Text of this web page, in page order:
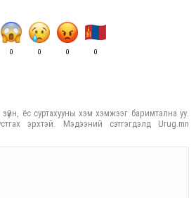
0 0 0 0
ёс суртахууны хэм хэмжээг баримтална уу.
эрхтэй. Мэдээний сэтгэгдэлд Urug.mn